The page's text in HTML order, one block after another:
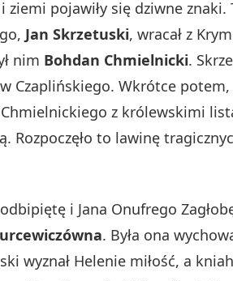
ziemi pojawiły się dziwne znaki.
Jan Skrzetuski, wracał z
nim Bohdan Chmielnicki.
Czaplińskiego. Wkrótce potem,
z królewskimi
Rozpoczęło to lawinę
i Jana Onufrego
. Była ona
wyznał Helenie miłość, a